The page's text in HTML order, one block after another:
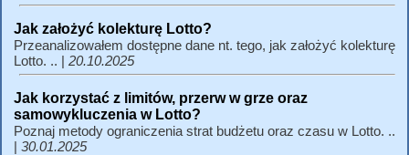
Jak założyć kolekturę Lotto?
Przeanalizowałem dostępne dane nt. tego, jak założyć kolekturę
Lotto. .. | 20.10.2025
Jak korzystać z limitów, przerw w grze oraz
samowykluczenia w Lotto?
Poznaj metody ograniczenia strat budżetu oraz czasu w Lotto. ..
| 30.01.2025